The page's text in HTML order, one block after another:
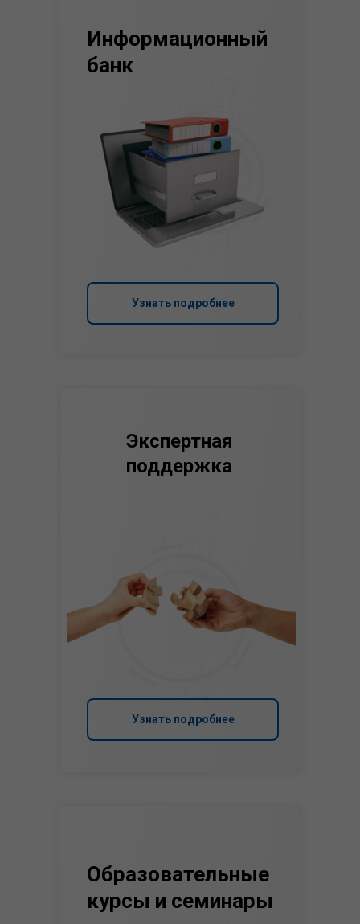
Узнать подробнее
Информационный
банк
Узнать подробнее
Экспертная
поддержка
Образовательные
курсы и семинары